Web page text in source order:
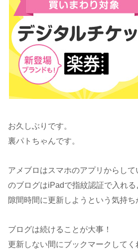
お久しぶりです。
裏パトちゃんです。
アメブロはスマホのアプリからし
のブログはiPadで指紋認証で入れ
隙間時間に更新しようという気持ち
ブログは続けることが大事！
更新しない間にブックマークしてく